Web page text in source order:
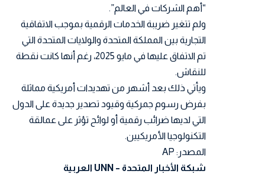
“أهم الشركات في العالم”.
ولم تتغير ضريبة الخدمات الرقمية بموجب الاتفاقية
التجارية بين المملكة المتحدة والولايات المتحدة التي
تم الاتفاق عليها في مايو 2025، رغم أنها كانت نقطة
للنقاش.
ويأتي ذلك بعد أشهر من تهديدات أمريكية مماثلة
بفرض رسوم جمركية وقيود تصدير جديدة على الدول
التي لديها ضرائب رقمية أو لوائح تؤثر على عمالقة
التكنولوجيا الأمريكيين.
المصدر: AP
شبكة الأخبار المتحدة – UNN العربية